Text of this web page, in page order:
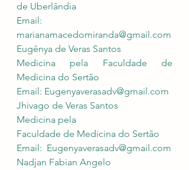
de Uberlândia
marianamacedomiranda@gmail.com
Eugênya de Veras Santos
Medicina pela Faculdade de
Medicina do Sertão
Email: Eugenyaverasadv@gmail.com
Jhivago de Veras Santos
Medicina pela
Faculdade de Medicina do Sertão
Email: Eugenyaverasadv@gmail.com
Nadjan Fabian Angelo